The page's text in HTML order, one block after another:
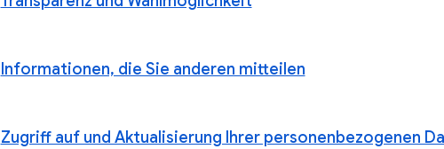
Informationen, die Sie anderen mitteilen
Zugriff auf und Aktualisierung Ihrer personenbezogenen